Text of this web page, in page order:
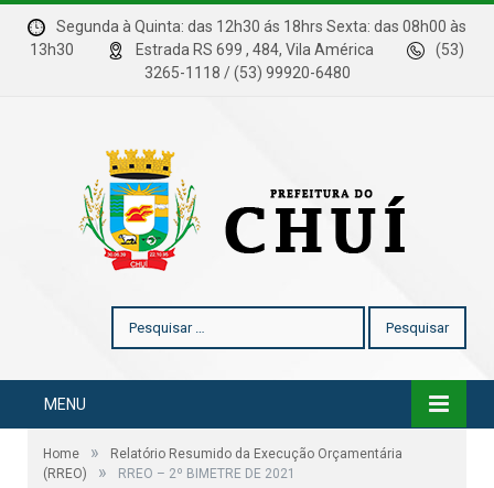
Segunda à Quinta: das 12h30 ás 18hrs Sexta: das 08h00 às
13h30
Estrada RS 699 , 484, Vila América
(53)
3265-1118 / (53) 99920-6480
MENU
Home »
Relatório Resumido da Execução Orçamentária
(RREO)
» RREO – 2º BIMETRE DE 2021